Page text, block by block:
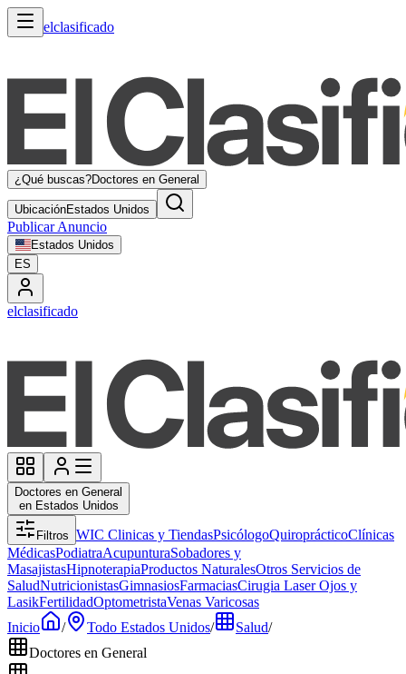
elclasificado
¿Qué buscas?Doctores en General
UbicaciónEstados Unidos
Publicar Anuncio
Estados Unidos
ES
elclasificado
Doctores en General
en Estados Unidos
Filtros WIC Clinicas y TiendasPsicólogoQuiroprácticoClínicas
MédicasPodiatraAcupunturaSobadores y
MasajistasHipnoterapiaProductos NaturalesOtros Servicios de
SaludNutricionistasGimnasiosFarmaciasCirugia Laser Ojos y
LasikFertilidadOptometristaVenas Varicosas
Inicio
/ Todo Estados Unidos/ Salud/
Doctores en General